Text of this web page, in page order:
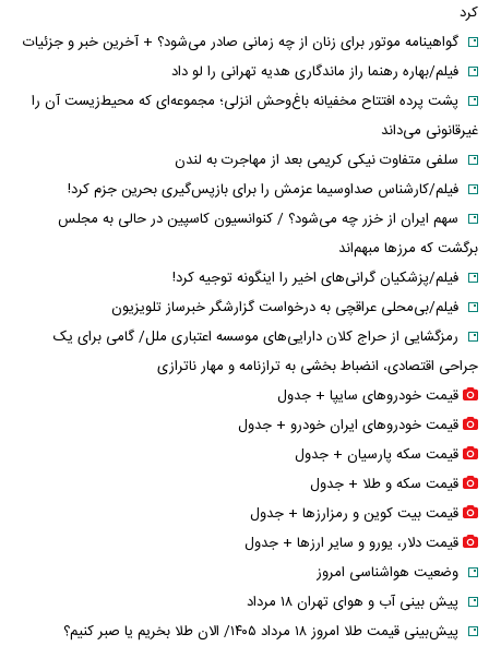
کرد
گواهینامه موتور برای زنان از چه زمانی صادر می‌شود؟ + آخرین خبر و جزئیات
فیلم/بهاره رهنما راز ماندگاری هدیه تهرانی را لو داد
پشت پرده افتتاح مخفیانه باغ‌وحش انزلی؛ مجموعه‌ای که محیط‌زیست آن را
غیرقانونی می‌داند
سلفی متفاوت نیکی کریمی بعد از مهاجرت به لندن
فیلم/کارشناس صداوسیما عزمش را برای بازپس‌گیری بحرین جزم کرد!
سهم ایران از خزر چه می‌شود؟ / کنوانسیون کاسپین در حالی به مجلس
برگشت که مرزها مبهم‌اند
فیلم/پزشکیان گرانی‌های اخیر را اینگونه توجیه کرد!
فیلم/بی‌محلی عراقچی به درخواست گزارشگر خبرساز تلویزیون
رمزگشایی از حراج کلان دارایی‌های موسسه اعتباری ملل/ گامی برای یک
جراحی اقتصادی، انضباط‌ بخشی به ترازنامه و مهار ناترازی
قیمت خودرو‌های سایپا + جدول
قیمت خودرو‌های ایران خودرو + جدول
قیمت سکه پارسیان + جدول
قیمت سکه و طلا + جدول
قیمت بیت کوین و رمزارز‌ها + جدول
قیمت دلار، یورو و سایر ارز‌ها + جدول
وضعیت هواشناسی امروز
پیش بینی آب و هوای تهران ۱۸ مرداد
پیش‌بینی قیمت طلا امروز ۱۸ مرداد ۱۴۰۵/ الان طلا بخریم یا صبر کنیم؟